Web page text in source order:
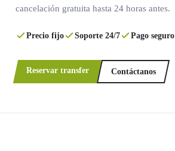
cancelación gratuita hasta 24 horas antes.
Precio fijo Soporte 24/7 Pago seguro
Reservar transfer Contáctanos